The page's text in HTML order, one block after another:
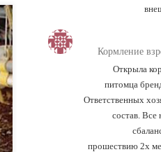
Кормление
Открыла
питомца
Ответственных
состав. Все
прошествию 2х